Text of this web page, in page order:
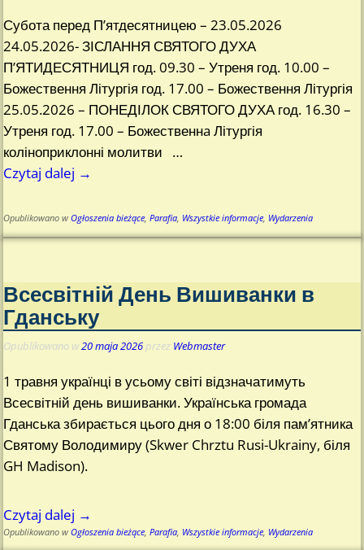
Субота перед П’ятдесятницею – 23.05.2026
24.05.2026- ЗІСЛАННЯ СВЯТОГО ДУХА
П’ЯТИДЕСЯТНИЦЯ год. 09.30 – Утреня год. 10.00 –
Божествення Літургія год. 17.00 – Божествення Літургія
25.05.2026 – ПОНЕДІЛОК СВЯТОГО ДУХА год. 16.30 –
Утреня год. 17.00 – Божественнa Літургія
коліноприклонні молитви …
Czytaj dalej →
Opublikowano w Ogłoszenia bieżące,Parafia, Wszystkie informacje, Wydarzenia
Всесвітній День Вишиванки в
Гданську
Opublikowano w20 maja 2026 przez Webmaster
1 травня українці в усьому світі відзначатимуть
Всесвітній день вишиванки. Українська громада
Гданська збирається цього дня о 18:00 біля пам’ятника
Святому Володимиру (Skwer Chrztu Rusi-Ukrainy, біля
GH Madison).
Czytaj dalej →
Opublikowano w Ogłoszenia bieżące ,Parafia Wszystkie informacje Wydarzenia